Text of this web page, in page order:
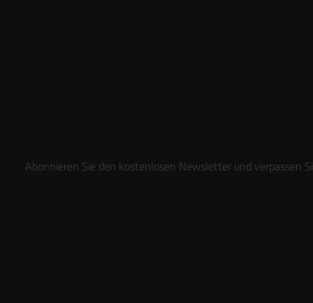
Abonnieren Sie den kostenlosen Newsletter und verpassen